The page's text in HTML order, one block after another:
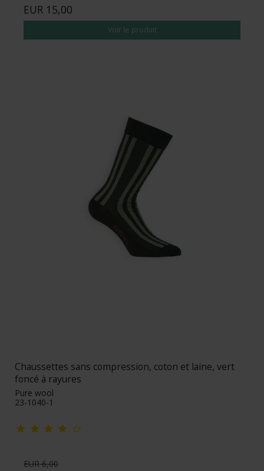
EUR 15,00
Voir le produit
Chaussettes sans compression, coton et laine, vert
foncé à rayures
Pure wool
23-1040-1
EUR 6,00